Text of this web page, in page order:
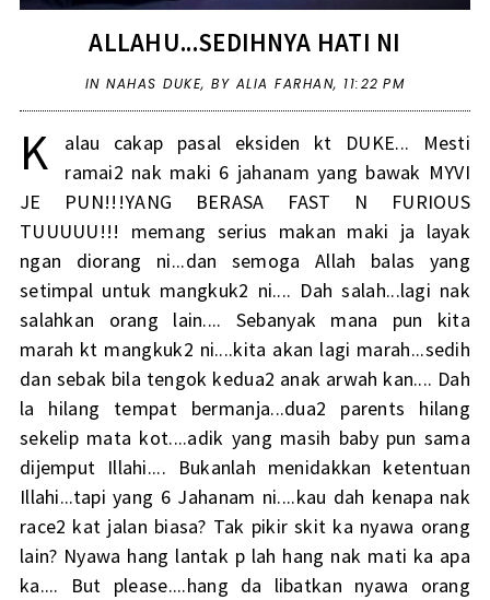
ALLAHU...SEDIHNYA HATI NI
INNAHAS DUKE,BY ALIA FARHAN, 11:22 PM
K
alau cakap pasal eksiden kt DUKE... Mesti
ramai2 nak maki 6 jahanam yang bawak MYVI
JE PUN!!!YANG BERASA FAST N FURIOUS
TUUUUU!!! memang serius makan maki ja layak
ngan diorang ni...dan semoga Allah balas yang
setimpal untuk mangkuk2 ni.... Dah salah...lagi nak
salahkan orang lain.... Sebanyak mana pun kita
marah kt mangkuk2 ni....kita akan lagi marah...sedih
dan sebak bila tengok kedua2 anak arwah kan.... Dah
la hilang tempat bermanja...dua2 parents hilang
sekelip mata kot....adik yang masih baby pun sama
dijemput Illahi.... Bukanlah menidakkan ketentuan
Illahi...tapi yang 6 Jahanam ni....kau dah kenapa nak
race2 kat jalan biasa? Tak pikir skit ka nyawa orang
lain? Nyawa hang lantak p lah hang nak mati ka apa
ka.... But please....hang da libatkan nyawa orang